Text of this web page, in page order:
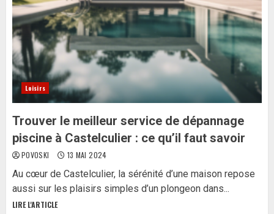
Loisirs
Trouver le meilleur service de dépannage
piscine à Castelculier : ce qu’il faut savoir
POVOSKI 13 MAI 2024
Au cœur de Castelculier, la sérénité d’une maison repose
aussi sur les plaisirs simples d’un plongeon dans...
LIRE L'ARTICLE